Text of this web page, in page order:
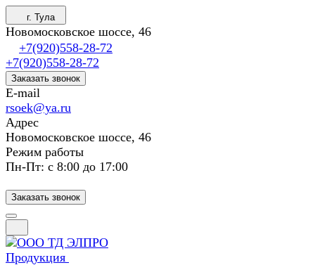
г. Тула
Новомосковское шоссе, 46
+7(920)558-28-72
+7(920)558-28-72
Заказать звонок
E-mail
rsoek@ya.ru
Адрес
Новомосковское шоссе, 46
Режим работы
Пн-Пт: с 8:00 до 17:00
Заказать звонок
Продукция